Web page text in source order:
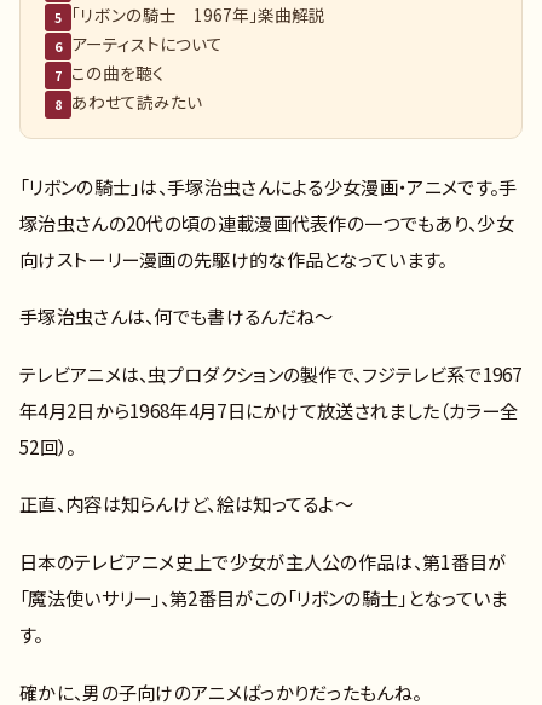
5 「リボンの騎士 1967年」楽曲解説
6 アーティストについて
7 この曲を聴く
8 あわせて読みたい
「リボンの騎士」は、手塚治虫さんによる少女漫画・アニメです。手
塚治虫さんの20代の頃の連載漫画代表作の一つでもあり、少女
向けストーリー漫画の先駆け的な作品となっています。
手塚治虫さんは、何でも書けるんだね～
テレビアニメは、虫プロダクションの製作で、フジテレビ系で1967
年4月2日から1968年4月7日にかけて放送されました（カラー全
52回）。
正直、内容は知らんけど、絵は知ってるよ～
日本のテレビアニメ史上で少女が主人公の作品は、第1番目が
「魔法使いサリー」、第2番目がこの「リボンの騎士」となっていま
す。
確かに、男の子向けのアニメばっかりだったもんね。